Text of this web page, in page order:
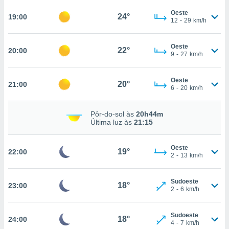
caso,
para
cookies
ou
de
19:00 24°
Oeste
12 - 29 km/h
20:00 22°
Oeste
9 - 27 km/h
21:00 20°
Oeste
6 - 20 km/h
Pôr-do-sol às 20h44m
Última luz às 21:15
22:00 19°
Oeste
2 - 13 km/h
23:00 18°
Sudoeste
2 - 6 km/h
24:00 18°
Sudoeste
4 - 7 km/h